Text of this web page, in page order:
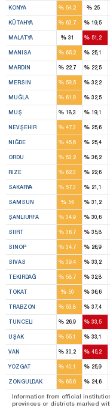
KONYA %54,2 %25
KÜTAHYA %63,7 %19,5
MALATYA %31 %51,2
MANISA %65,2 %25,1
MARDIN %22,7 %22,5
MERSIN %59,5 %32,2
MUĞLA %61,9 %32,5
MUŞ %18,3 %19,1
NEVŞEHIR %47,3 %25,6
NIĞDE %45,6 %25,4
ORDU %53,2 %36,2
RIZE %62,3 %22,6
SAKARYA %57,3 %21,1
SAMSUN %56 %31,2
ŞANLIURFA %34,9 %30,6
SIIRT %36,7 %35,8
SINOP %34,7 %26,9
SIVAS %39,4 %33,2
TEKIRDAĞ %58,7 %32,8
TOKAT %50 %36,6
TRABZON %53,8 %37,4
TUNCELI %26,9 %33,5
UŞAK %55,1 %33,1
VAN %30,2 %45,2
YOZGAT %40,1 %25,9
ZONGULDAK %65,6 %24,6
Information from official
provinces or districts marked